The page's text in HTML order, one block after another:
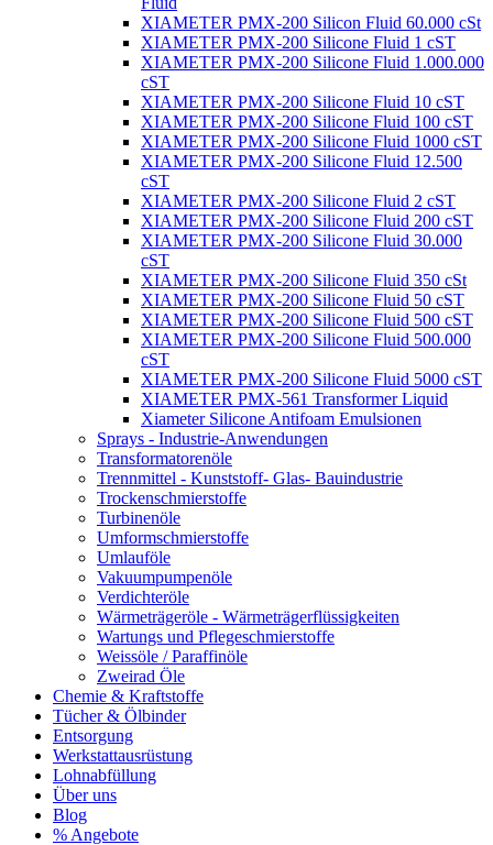
XIAMETER PMX-200 Silicon Fluid 60.000 cSt
XIAMETER PMX-200 Silicone Fluid 1 cST
XIAMETER PMX-200 Silicone Fluid 1.000.000
cST
XIAMETER PMX-200 Silicone Fluid 10 cST
XIAMETER PMX-200 Silicone Fluid 100 cST
XIAMETER PMX-200 Silicone Fluid 1000 cST
XIAMETER PMX-200 Silicone Fluid 12.500
cST
XIAMETER PMX-200 Silicone Fluid 2 cST
XIAMETER PMX-200 Silicone Fluid 200 cST
XIAMETER PMX-200 Silicone Fluid 30.000
cST
XIAMETER PMX-200 Silicone Fluid 350 cSt
XIAMETER PMX-200 Silicone Fluid 50 cST
XIAMETER PMX-200 Silicone Fluid 500 cST
XIAMETER PMX-200 Silicone Fluid 500.000
cST
XIAMETER PMX-200 Silicone Fluid 5000 cST
XIAMETER PMX-561 Transformer Liquid
Xiameter Silicone Antifoam Emulsionen
Sprays - Industrie-Anwendungen
Transformatorenöle
Trennmittel - Kunststoff- Glas- Bauindustrie
Trockenschmierstoffe
Turbinenöle
Umformschmierstoffe
Umlauföle
Vakuumpumpenöle
Verdichteröle
Wärmeträgeröle - Wärmeträgerflüssigkeiten
Wartungs und Pflegeschmierstoffe
Weissöle / Paraffinöle
Zweirad Öle
Chemie & Kraftstoffe
Tücher & Ölbinder
Entsorgung
Werkstattausrüstung
Lohnabfüllung
Über uns
Blog
% Angebote